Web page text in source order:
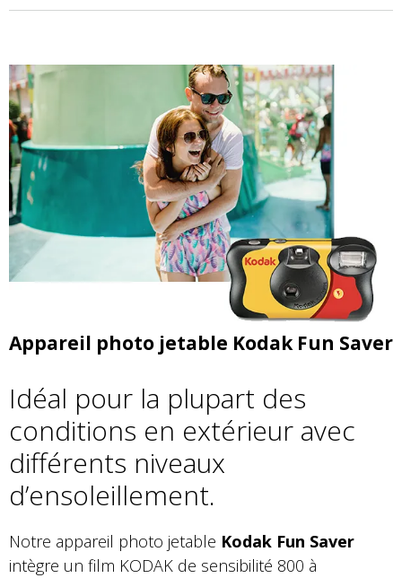
Appareil photo jetable Kodak Fun Saver
Idéal pour la plupart des
conditions en extérieur avec
différents niveaux
d’ensoleillement.
Notre appareil photo jetable Kodak Fun Saver
intègre un film KODAK de sensibilité 800 à